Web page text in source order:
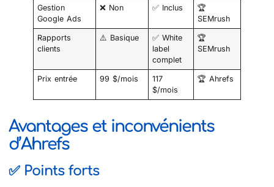
Gestion
Google Ads
❌ Non ✅ Inclus
🏆
SEMrush
Rapports
clients
⚠️ Basique
✅ White
label
complet
🏆
SEMrush
Prix entrée 99 $/mois
117
$/mois
🏆 Ahrefs
Avantages et inconvénients
d’Ahrefs
✅ Points forts